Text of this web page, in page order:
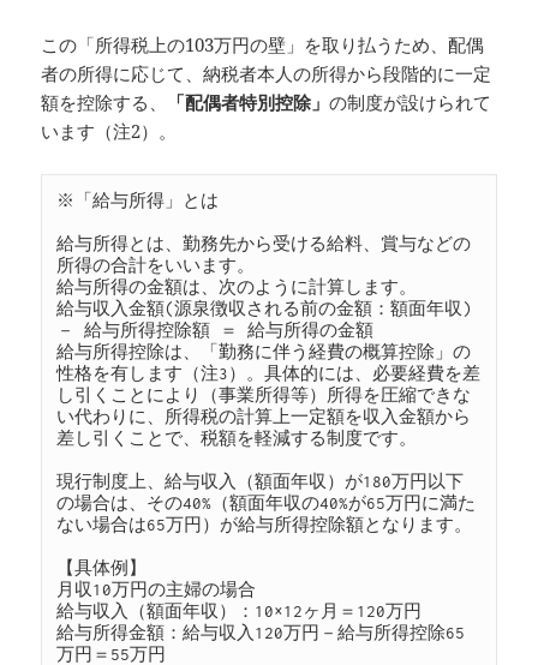
この「所得税上の103万円の壁」を取り払うため、配偶
者の所得に応じて、納税者本人の所得から段階的に一定
額を控除する、
「配偶者特別控除」の制度が設けられて
います（注2）。
※「給与所得」とは
給与所得とは、勤務先から受ける給料、賞与などの
所得の合計をいいます。
給与所得の金額は、次のように計算します。
給与収入金額(源泉徴収される前の金額：額面年収)
－ 給与所得控除額 ＝ 給与所得の金額
給与所得控除は、「勤務に伴う経費の概算控除」の
性格を有します（注3）。具体的には、必要経費を差
し引くことにより（事業所得等）所得を圧縮できな
い代わりに、所得税の計算上一定額を収入金額から
差し引くことで、税額を軽減する制度です。
現行制度上、給与収入（額面年収）が180万円以下
の場合は、その40%（額面年収の40%が65万円に満た
ない場合は65万円）が給与所得控除額となります。
【具体例】
月収10万円の主婦の場合
給与収入（額面年収）：10×12ヶ月＝120万円
給与所得金額：給与収入120万円－給与所得控除65
万円＝55万円